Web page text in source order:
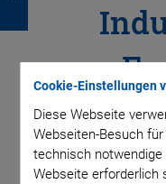
Cookie-Einstellungen
Diese Webseite
Webseiten-Besuch
technisch notwendige
Webseite erforderlich
verkürzen
Der Piezo Calculator
ü
c
k
ü
c
k
ü
c
k
ü
c
k